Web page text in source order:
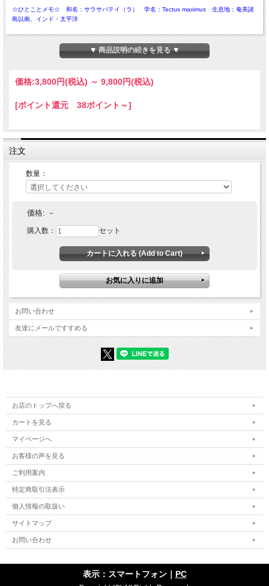
☆ひとことメモ☆ 和名：サラサバテイ（ラ） 学名：Tectus maximus 生息地：奄美諸
島以南、インド・太平洋
貝細工やシェルパーツ、貝ボタンの材料として有名です。殻高10ｃｍ、殻径12.5ｃ
ｍに達する大形種で、殻は厚く重く整った円錐形、老成すると体層の周縁が厚く膨
らんで広がっています。殻表には紅紫色または緑色などの稲妻状の放射模様があり
ます。
▼ 商品説明の続きを見る ▼
価格:3,800円(税込) ～ 9,800円(税込)
[ポイント還元 38ポイント～]
注文
数量：
価格: －
購入数： セット
お問い合わせ
友達にメールですすめる
お店のトップへ戻る
カートを見る
マイページへ
お客様の声を見る
ご利用案内
特定商取引法表示
個人情報の取扱い
サイトマップ
お問い合わせ
表示：スマートフォン｜ PC